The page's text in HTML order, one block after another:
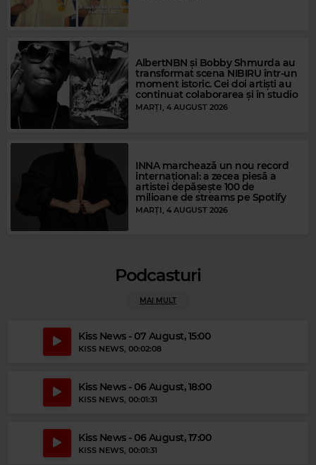
Magic Gold
BARRY WHITE –YOUR SWEETNESS IS MY WEAKNESS
MAGIC PARTY MIX– MAGIC PARTY MIX
CUPIDO
AlbertNBN și Bobby Shmurda au
transformat scena NIBIRU într-un
moment istoric. Cei doi artiști au
continuat colaborarea și în studio
MARȚI, 4 AUGUST 2026
INNA marchează un nou record
internațional: a zecea piesă a
artistei depășește 100 de
milioane de streams pe Spotify
MARȚI, 4 AUGUST 2026
Podcasturi
MAI MULT
Kiss News - 07 August, 15:00
KISS NEWS, 00:02:08
Kiss News - 06 August, 18:00
KISS NEWS, 00:01:31
Kiss News - 06 August, 17:00
KISS NEWS, 00:01:31